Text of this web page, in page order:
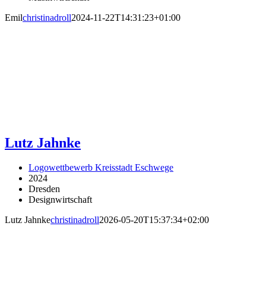
Emilchristinadroll2024-11-22T14:31:23+01:00
Lutz Jahnke
Logowettbewerb Kreisstadt Eschwege
2024
Dresden
Designwirtschaft
Lutz Jahnkechristinadroll2026-05-20T15:37:34+02:00